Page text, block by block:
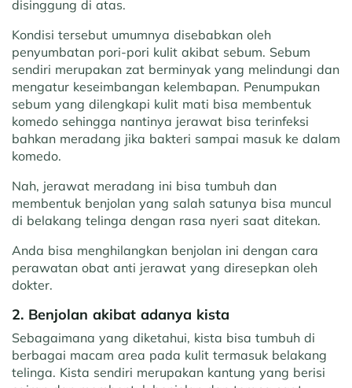
disinggung di atas.
Kondisi tersebut umumnya disebabkan oleh
penyumbatan pori-pori kulit akibat sebum. Sebum
sendiri merupakan zat berminyak yang melindungi dan
mengatur keseimbangan kelembapan. Penumpukan
sebum yang dilengkapi kulit mati bisa membentuk
komedo sehingga nantinya jerawat bisa terinfeksi
bahkan meradang jika bakteri sampai masuk ke dalam
komedo.
Nah, jerawat meradang ini bisa tumbuh dan
membentuk benjolan yang salah satunya bisa muncul
di belakang telinga dengan rasa nyeri saat ditekan.
Anda bisa menghilangkan benjolan ini dengan cara
perawatan obat anti jerawat yang diresepkan oleh
dokter.
2. Benjolan akibat adanya kista
Sebagaimana yang diketahui, kista bisa tumbuh di
berbagai macam area pada kulit termasuk belakang
telinga. Kista sendiri merupakan kantung yang berisi